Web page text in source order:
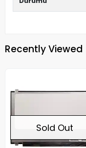
Recently Viewed
Sold Out